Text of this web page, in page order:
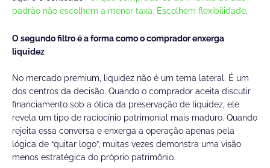
padrão não escolhem a menor taxa. Escolhem flexibilidade.
O segundo filtro é a forma como o comprador enxerga
liquidez
No mercado premium, liquidez não é um tema lateral. É um
dos centros da decisão. Quando o comprador aceita discutir
financiamento sob a ótica da preservação de liquidez, ele
revela um tipo de raciocínio patrimonial mais maduro. Quando
rejeita essa conversa e enxerga a operação apenas pela
lógica de “quitar logo”, muitas vezes demonstra uma visão
menos estratégica do próprio patrimônio.